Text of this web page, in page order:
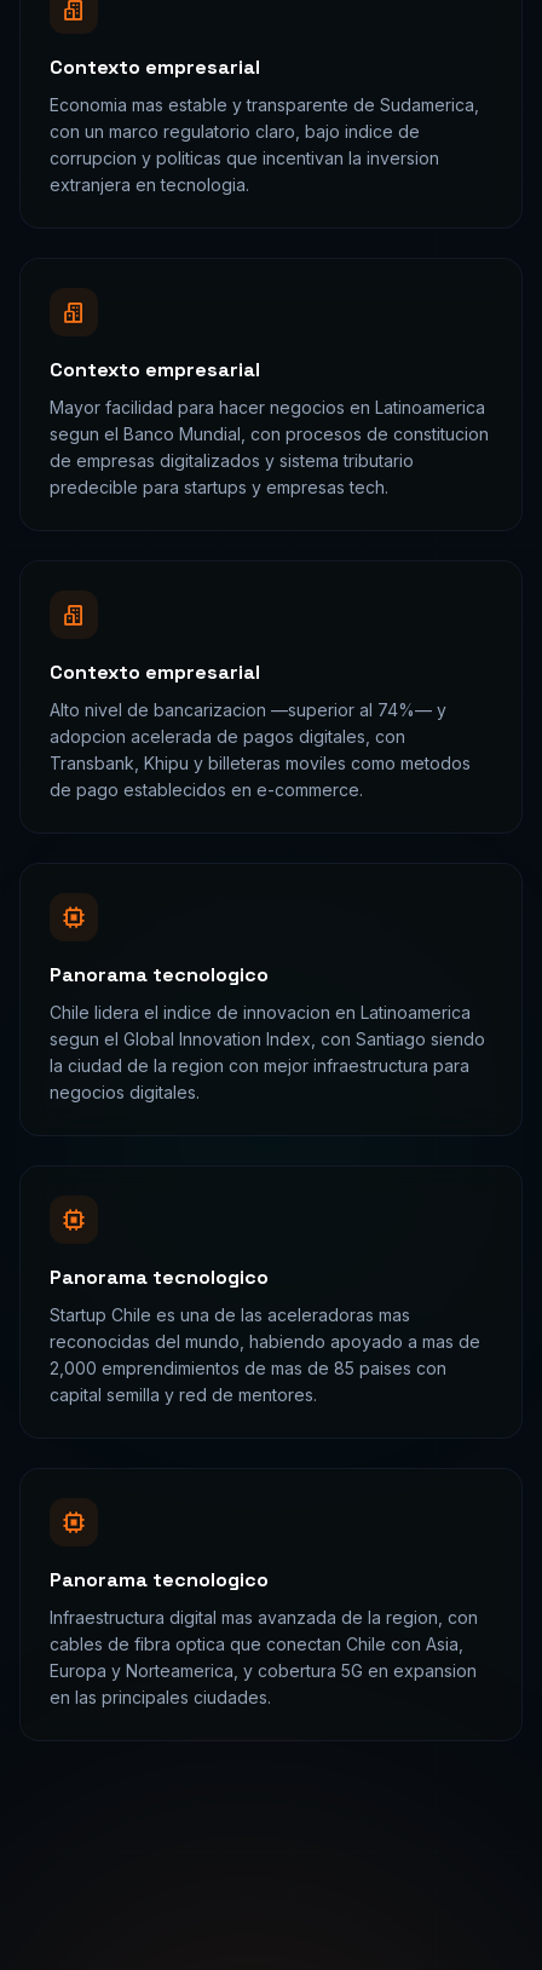
Contexto empresarial
Economia mas estable y transparente de Sudamerica,
con un marco regulatorio claro, bajo indice de
corrupcion y politicas que incentivan la inversion
extranjera en tecnologia.
Contexto empresarial
Mayor facilidad para hacer negocios en Latinoamerica
segun el Banco Mundial, con procesos de constitucion
de empresas digitalizados y sistema tributario
predecible para startups y empresas tech.
Contexto empresarial
Alto nivel de bancarizacion —superior al 74%— y
adopcion acelerada de pagos digitales, con
Transbank, Khipu y billeteras moviles como metodos
de pago establecidos en e-commerce.
Panorama tecnologico
Chile lidera el indice de innovacion en Latinoamerica
segun el Global Innovation Index, con Santiago siendo
la ciudad de la region con mejor infraestructura para
negocios digitales.
Panorama tecnologico
Startup Chile es una de las aceleradoras mas
reconocidas del mundo, habiendo apoyado a mas de
2,000 emprendimientos de mas de 85 paises con
capital semilla y red de mentores.
Panorama tecnologico
Infraestructura digital mas avanzada de la region, con
cables de fibra optica que conectan Chile con Asia,
Europa y Norteamerica, y cobertura 5G en expansion
en las principales ciudades.